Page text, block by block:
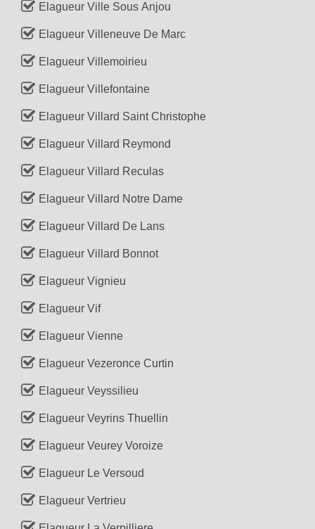
Elagueur Ville Sous Anjou
Elagueur Villeneuve De Marc
Elagueur Villemoirieu
Elagueur Villefontaine
Elagueur Villard Saint Christophe
Elagueur Villard Reymond
Elagueur Villard Reculas
Elagueur Villard Notre Dame
Elagueur Villard De Lans
Elagueur Villard Bonnot
Elagueur Vignieu
Elagueur Vif
Elagueur Vienne
Elagueur Vezeronce Curtin
Elagueur Veyssilieu
Elagueur Veyrins Thuellin
Elagueur Veurey Voroize
Elagueur Le Versoud
Elagueur Vertrieu